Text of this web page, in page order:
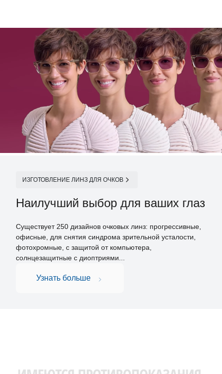
ИЗГОТОВЛЕНИЕ ЛИНЗ ДЛЯ ОЧКОВ
Наилучший выбор для ваших глаз
Существует 250 дизайнов очковых линз: прогрессивные,
офисные, для снятия синдрома зрительной усталости,
фотохромные, с защитой от компьютера,
солнцезащитные с диоптриями...
Узнать больше